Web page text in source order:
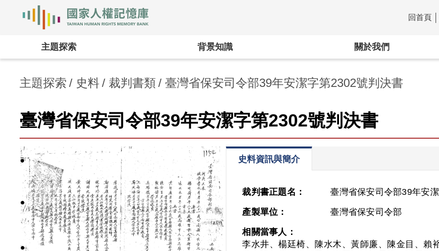
:::
回首頁
主題探索 背景知識 關於我們
主題探索 史料 裁判書類 臺灣省保安司令部39年安潔字第2302號判決書
臺灣省保安司令部39年安潔字第2302號判決書
史料資訊與簡介
裁判書正題名： 臺灣省保安司令部39年安
產製單位： 臺灣省保安司令部
相關當事人：
李水井、楊廷椅、陳水木、黃師廉、陳金目、賴